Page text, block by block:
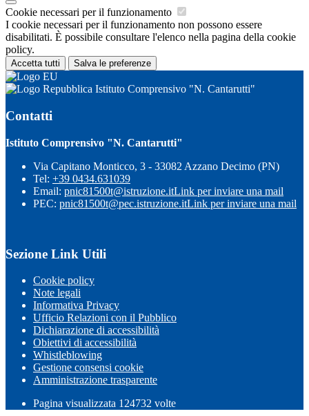
Cookie necessari per il funzionamento
I cookie necessari per il funzionamento non possono essere
disabilitati. È possibile consultare l'elenco nella pagina della cookie
policy.
Accetta tutti Salva le preferenze
Istituto Comprensivo "N. Cantarutti"
Contatti
Istituto Comprensivo "N. Cantarutti"
Via Capitano Monticco, 3 - 33082 Azzano Decimo (PN)
Tel: +39 0434.631039
Email: pnic81500t@istruzione.itLink per inviare una mail
PEC: pnic81500t@pec.istruzione.itLink per inviare una mail
Sezione Link Utili
Cookie policy
Note legali
Informativa Privacy
Ufficio Relazioni con il Pubblico
Dichiarazione di accessibilità
Obiettivi di accessibilità
Whistleblowing
Gestione consensi cookie
Amministrazione trasparente
Pagina visualizzata 124732 volte